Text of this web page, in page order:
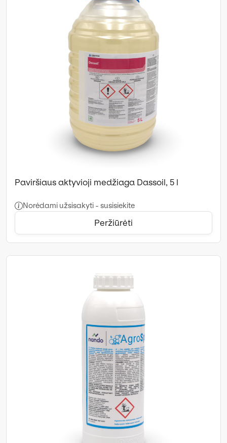
Paviršiaus aktyvioji medžiaga Dassoil, 5 l
Norėdami užsisakyti - susisiekite
Peržiūrėti